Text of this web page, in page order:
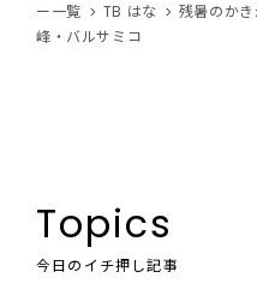
ー一覧
TB はな
残暑のか
峰・バルサミコ
Topics
今日のイチ押し記事